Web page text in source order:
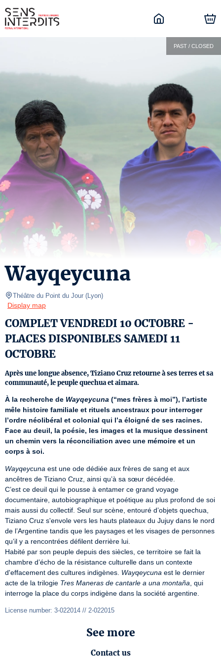
PAST / CLOSED
Wayqeycuna
Théâtre du Point du Jour (Lyon)
Display map
COMPLET VENDREDI 10 OCTOBRE -
PLACES DISPONIBLES SAMEDI 11
OCTOBRE
Après une longue absence, Tiziano Cruz retourne à ses terres et sa
communauté, le peuple quechua et aimara.
À la recherche de Wayqeycuna (“mes frères à moi”), l’artiste
mêle histoire familiale et rituels ancestraux pour interroger
l’ordre néolibéral et colonial qui l’a éloigné de ses racines.
Face au deuil, la poésie, les images et la musique dessinent
un chemin vers la réconciliation avec une mémoire et un
corps à soi.
Wayqeycuna est une ode dédiée aux frères de sang et aux
ancêtres de Tiziano Cruz, ainsi qu’à sa sœur décédée.
C’est ce deuil qui le pousse à entamer ce grand voyage
documentaire, autobiographique et poétique au plus profond de soi
mais aussi du collectif. Seul sur scène, entouré d’objets quechua,
Tiziano Cruz s'envole vers les hauts plateaux du Jujuy dans le nord
de l’Argentine tandis que les paysages et les visages de personnes
qu’il y a rencontrées défilent derrière lui.
Habité par son peuple depuis des siècles, ce territoire se fait la
chambre d’écho de la résistance culturelle dans un contexte
d'effacement des cultures indigènes. Wayqeycuna est le dernier
acte de la trilogie Tres Maneras de cantarle a una montaña , qui
interroge la place du corps indigène dans la société argentine.
License number: 3-022014 // 2-022015
See more
Contact us